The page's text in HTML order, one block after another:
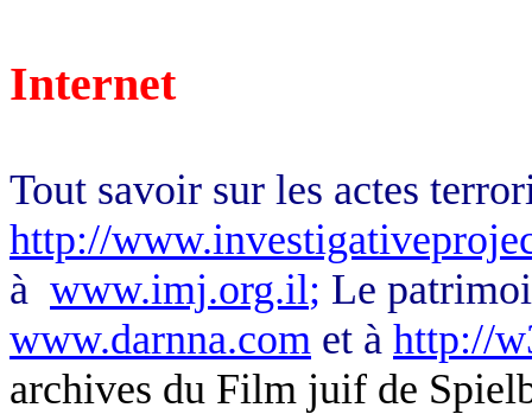
Internet
Tout savoir sur les actes
http://
à www.imj.org.il; Le
www.darnna.com et à http://
archives du Film juif de